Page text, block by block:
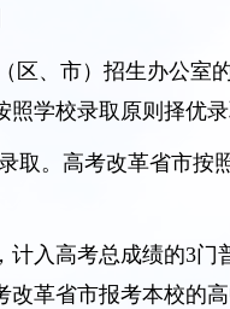
、市）招生办公室
学校录取原则择优录
。高考改革省市按
入高考总成绩的3
革省市报考本校的